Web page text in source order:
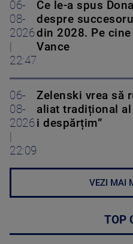
06-
08-
2026
22:47
Ce le-a spus
despre
din 2028. Pe
Vance
06-
08-
2026
22:09
Zelenski vrea să
aliat tradițional al
i despărțim”
VEZI MAI
TOP